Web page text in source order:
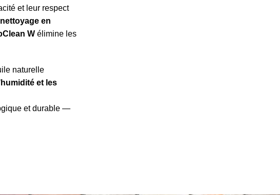
et leur respect
nettoyage en
W élimine les
naturelle
et les
et durable —